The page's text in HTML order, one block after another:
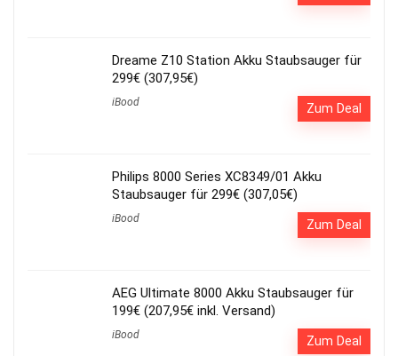
Dreame Z10 Station Akku Staubsauger für
299€ (307,95€)
iBood Zum Deal
Philips 8000 Series XC8349/01 Akku
Staubsauger für 299€ (307,05€)
iBood Zum Deal
AEG Ultimate 8000 Akku Staubsauger für
199€ (207,95€ inkl. Versand)
iBood Zum Deal